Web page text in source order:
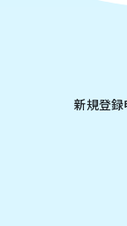
新規登録